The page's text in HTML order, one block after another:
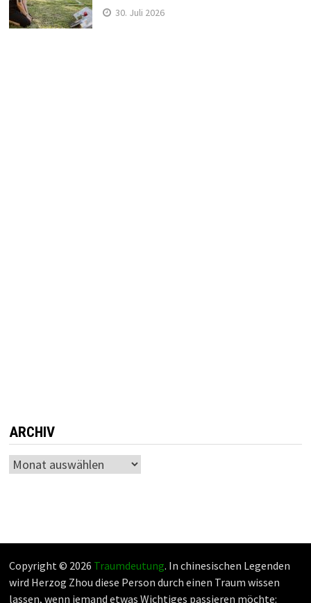
30. Juli 2026
ARCHIV
Archiv
Copyright © 2026 Traumdeutung. In chinesischen Legenden
wird Herzog Zhou diese Person durch einen Traum wissen
lassen, wenn jemand etwas Wichtiges passieren möchte: